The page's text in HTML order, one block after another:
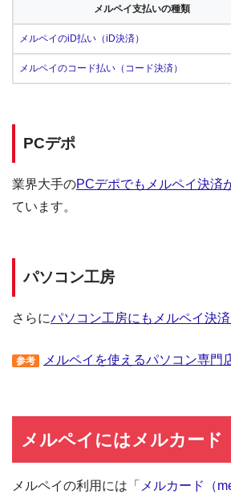
メルペイ支払いの種類
メルペイのiD払い（iD決済）
メルペイのコード払い（コード決済）
PCデポ
業界大手のPCデポでもメルペイ決済
ています。
パソコン工房
さらにパソコン工房にもメルペイ決
参考 メルペイを使えるパソコン専門
メルペイにはメルカード
メルペイの利用には「 メルカード（